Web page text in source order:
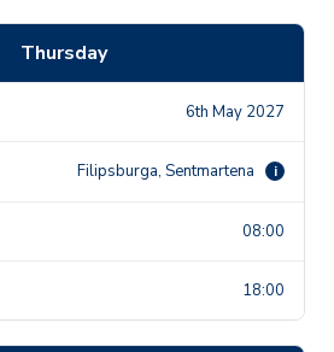
Thursday
6th May 2027
Filipsburga, Sentmartena i
08:00
18:00